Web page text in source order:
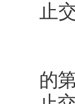
止
的